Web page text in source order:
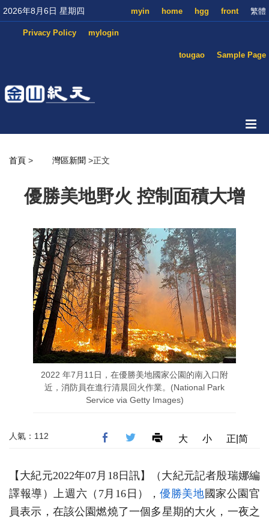
2026年8月6日 星期四 繁體
front
hgg
home
myin
mylogin
Privacy Policy
Sample Page
tougao
首頁 > 灣區新聞 >正文
優勝美地野火 控制面積大增
2022 年7月11日，在優勝美地國家公園的南入口附
近，消防員在進行清晨回火作業。(National Park
Service via Getty Images)
人氣：112 大 小 正|简
【大紀元2022年07月18日訊】（大紀元記者殷瑞娜編
譯報導）上週六（7月16日），優勝美地 國家公園官
員表示，在該公園燃燒了一個多星期的大火，一夜之